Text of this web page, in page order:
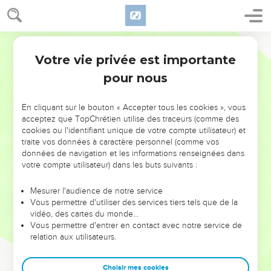
NE MANQUEZ PAS L’ÉVÉNEMENT
DE L’ANNÉE !
ET SI LEURS ERREURS POUVAIENT VOUS ÉVITER LES
VOTRES ?
leur foi ou leur vision. Mais on voit moins les doutes, les erreurs
et les saisons difficiles qu'ils ont traversés, alors même que ce
sont elles qui les ont façonnés.
Dans cette conférence, leaders, entrepreneurs, et responsables
clés pour avancer avec plus de sagesse afin que leurs erreurs
Votre vie privée est importante
pour nous
En cliquant sur le bouton « Accepter tous les cookies », vous
acceptez que TopChrétien utilise des traceurs (comme des
cookies ou l'identifiant unique de votre compte utilisateur) et
traite vos données à caractère personnel (comme vos
données de navigation et les informations renseignées dans
votre compte utilisateur) dans les buts suivants :
Mesurer l'audience de notre service
Vous permettre d'utiliser des services tiers tels que de la
vidéo, des cartes du monde…
Vous permettre d'entrer en contact avec notre service de
relation aux utilisateurs.
Choisir mes cookies